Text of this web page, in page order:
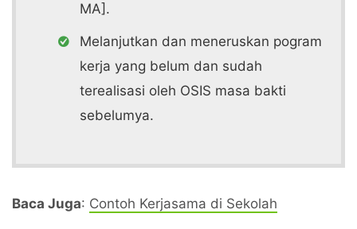
MA].
Melanjutkan dan meneruskan pogram
kerja yang belum dan sudah
terealisasi oleh OSIS masa bakti
sebelumya.
Baca Juga: Contoh Kerjasama di Sekolah